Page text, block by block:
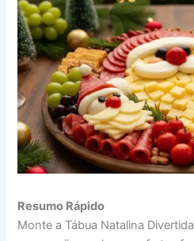
Resumo Rápido
Monte a Tábua Natalina